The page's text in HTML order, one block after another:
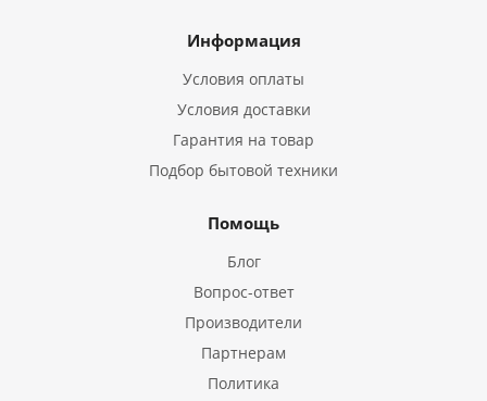
Информация
Условия оплаты
Условия доставки
Гарантия на товар
Подбор бытовой техники
Помощь
Блог
Вопрос-ответ
Производители
Партнерам
Политика